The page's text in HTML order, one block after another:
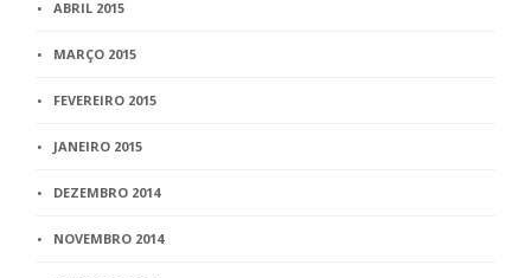
ABRIL 2015
MARÇO 2015
FEVEREIRO 2015
JANEIRO 2015
DEZEMBRO 2014
NOVEMBRO 2014